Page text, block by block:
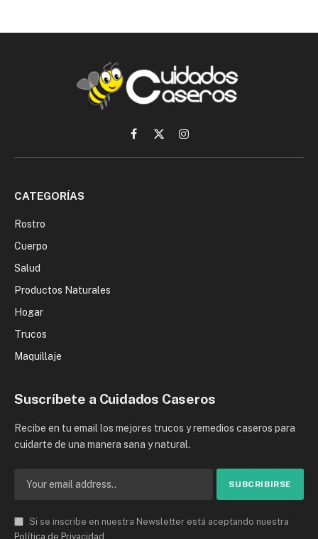
Facebook
X
(Twitter)
Instagram
CATEGORÍAS
Rostro
Cuerpo
Salud
Productos Naturales
Hogar
Trucos
Maquillaje
Suscríbete a Cuidados Caseros
Recibe en tu email los mejores trucos y remedios caseros para
cuidarte de una manera sana y natural.
Si se inscribe en nuestra Newsletter está aceptando nuestra
Política de Privacidad